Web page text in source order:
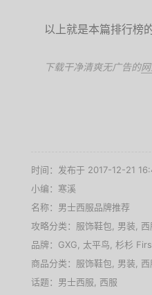
以上就是本篇排行榜
下载干净清爽无广告的
时间：发布于 2017-12-21
小编：寒溪
名称： 男士西服品牌推荐
攻略分类： 服饰鞋包 男装
品牌： GXG 太平鸟 杉杉 Firs
商品分类： 服饰鞋包 男装
话题： 男士西服 西服